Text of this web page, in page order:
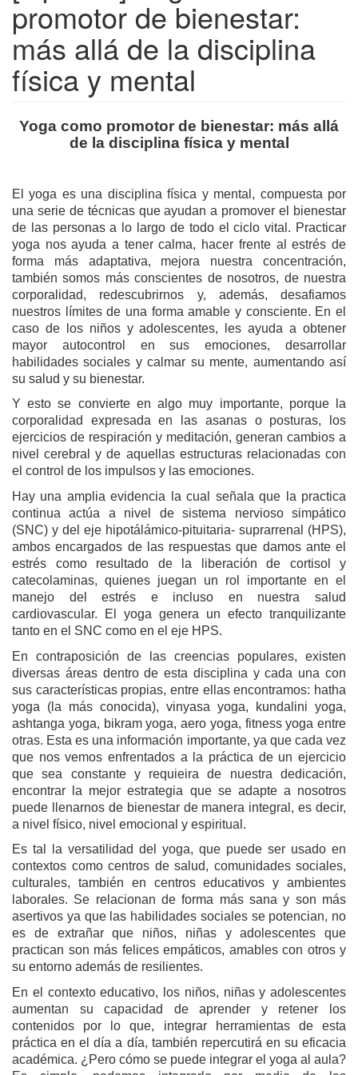
promotor de bienestar:
más allá de la disciplina
física y mental
Yoga como promotor de bienestar: más allá
de la disciplina física y mental
El yoga es una disciplina física y mental, compuesta por
una serie de técnicas que ayudan a promover el bienestar
de las personas a lo largo de todo el ciclo vital. Practicar
yoga nos ayuda a tener calma, hacer frente al estrés de
forma más adaptativa, mejora nuestra concentración,
también somos más conscientes de nosotros, de nuestra
corporalidad, redescubrirnos y, además, desafiamos
nuestros límites de una forma amable y consciente. En el
caso de los niños y adolescentes, les ayuda a obtener
mayor autocontrol en sus emociones, desarrollar
habilidades sociales y calmar su mente, aumentando así
su salud y su bienestar.
Y esto se convierte en algo muy importante, porque la
corporalidad expresada en las asanas o posturas, los
ejercicios de respiración y meditación, generan cambios a
nivel cerebral y de aquellas estructuras relacionadas con
el control de los impulsos y las emociones.
Hay una amplia evidencia la cual señala que la practica
continua actúa a nivel de sistema nervioso simpático
(SNC) y del eje hipotálámico-pituitaria- suprarrenal (HPS),
ambos encargados de las respuestas que damos ante el
estrés como resultado de la liberación de cortisol y
catecolaminas, quienes juegan un rol importante en el
manejo del estrés e incluso en nuestra salud
cardiovascular. El yoga genera un efecto tranquilizante
tanto en el SNC como en el eje HPS.
En contraposición de las creencias populares, existen
diversas áreas dentro de esta disciplina y cada una con
sus características propias, entre ellas encontramos: hatha
yoga (la más conocida), vinyasa yoga, kundalini yoga,
ashtanga yoga, bikram yoga, aero yoga, fitness yoga entre
otras. Esta es una información importante, ya que cada vez
que nos vemos enfrentados a la práctica de un ejercicio
que sea constante y requieira de nuestra dedicación,
encontrar la mejor estrategia que se adapte a nosotros
puede llenarnos de bienestar de manera integral, es decir,
a nivel físico, nivel emocional y espiritual.
Es tal la versatilidad del yoga, que puede ser usado en
contextos como centros de salud, comunidades sociales,
culturales, también en centros educativos y ambientes
laborales. Se relacionan de forma más sana y son más
asertivos ya que las habilidades sociales se potencian, no
es de extrañar que niños, niñas y adolescentes que
practican son más felices empáticos, amables con otros y
su entorno además de resilientes.
En el contexto educativo, los niños, niñas y adolescentes
aumentan su capacidad de aprender y retener los
contenidos por lo que, integrar herramientas de esta
práctica en el día a día, también repercutirá en su eficacia
académica. ¿Pero cómo se puede integrar el yoga al aula?